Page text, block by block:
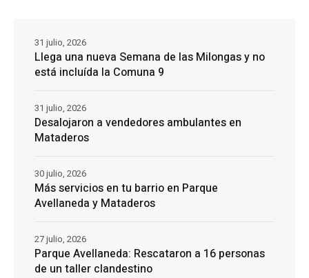
Llega una nueva Semana de las Milongas y no
está incluída la Comuna 9
31 julio, 2026
Desalojaron a vendedores ambulantes en
Mataderos
31 julio, 2026
Más servicios en tu barrio en Parque
Avellaneda y Mataderos
30 julio, 2026
Parque Avellaneda: Rescataron a 16 personas
de un taller clandestino
27 julio, 2026